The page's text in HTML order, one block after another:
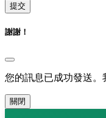
提交
謝謝！
您的訊息已成功發送。
關閉